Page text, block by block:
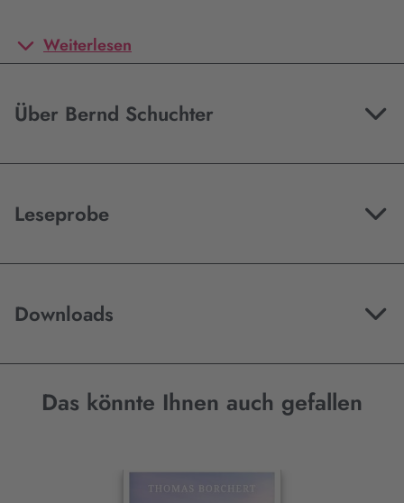
Weiterlesen
Über Bernd Schuchter
Leseprobe
Downloads
Das könnte Ihnen auch gefallen